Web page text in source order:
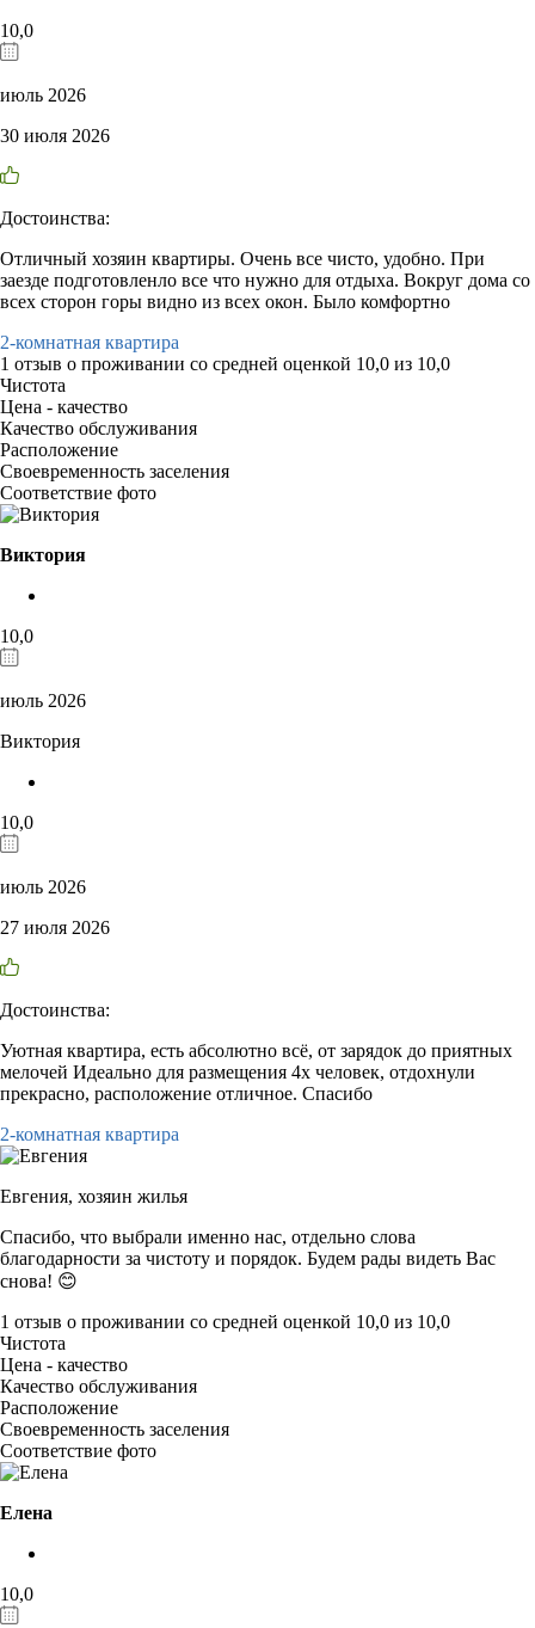
10,0
июль 2026
30 июля 2026
Достоинства:
Отличный хозяин квартиры. Очень все чисто, удобно. При
заезде подготовленло все что нужно для отдыха. Вокруг дома со
всех сторон горы видно из всех окон. Было комфортно
2-комнатная квартира
1 отзыв о проживании со средней оценкой 10,0 из 10,0
Чистота
Цена - качество
Качество обслуживания
Расположение
Своевременность заселения
Соответствие фото
Виктория
10,0
июль 2026
Виктория
10,0
июль 2026
27 июля 2026
Достоинства:
Уютная квартира, есть абсолютно всё, от зарядок до приятных
мелочей Идеально для размещения 4х человек, отдохнули
прекрасно, расположение отличное. Спасибо
2-комнатная квартира
Евгения, хозяин жилья
Спасибо, что выбрали именно нас, отдельно слова
благодарности за чистоту и порядок. Будем рады видеть Вас
снова! 😊
1 отзыв о проживании со средней оценкой 10,0 из 10,0
Чистота
Цена - качество
Качество обслуживания
Расположение
Своевременность заселения
Соответствие фото
Елена
10,0